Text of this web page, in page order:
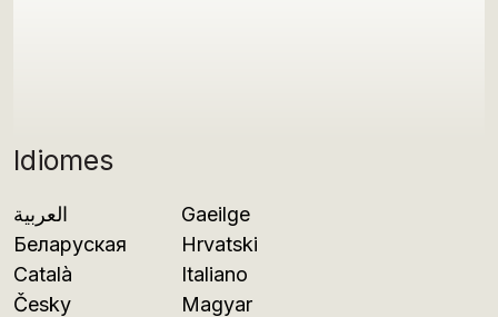
Idiomes
العربية
Беларуская
Català
Česky
Gaeilge
Hrvatski
Italiano
Magyar